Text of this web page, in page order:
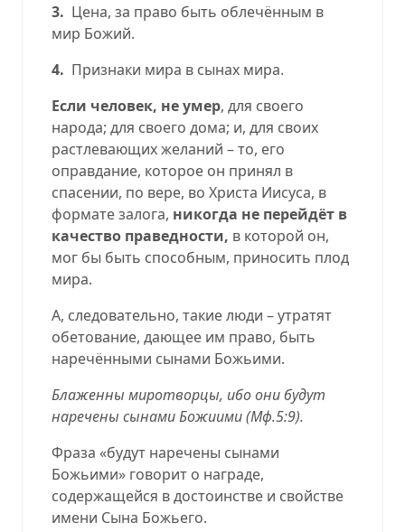
3. Цена, за право быть облечённым в
мир Божий.
4. Признаки мира в сынах мира.
Если человек, не умер, для своего
народа; для своего дома; и, для своих
растлевающих желаний – то, его
оправдание, которое он принял в
спасении, по вере, во Христа Иисуса, в
формате залога, никогда не перейдёт в
качество праведности, в которой он,
мог бы быть способным, приносить плод
мира.
А, следовательно, такие люди – утратят
обетование, дающее им право, быть
наречёнными сынами Божьими.
Блаженны миротворцы, ибо они будут
наречены сынами Божиими (Мф.5:9).
Фраза «будут наречены сынами
Божьими» говорит о награде,
содержащейся в достоинстве и свойстве
имени Сына Божьего.